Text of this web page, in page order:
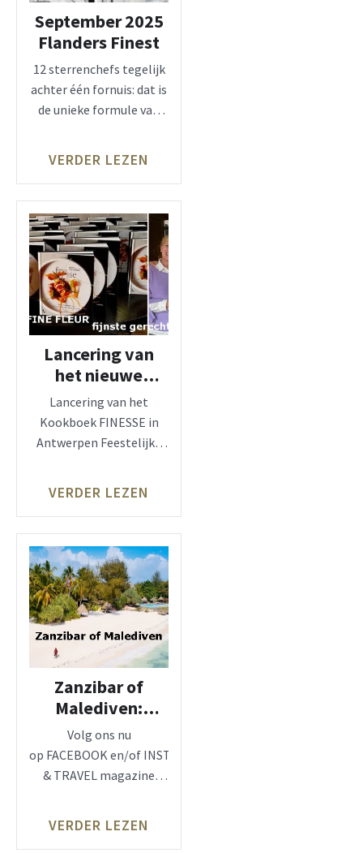
September 2025
Flanders Finest
12 sterrenchefs tegelijk
achter één fornuis: dat is
de unieke formule van
VERDER LEZEN
Lancering van
het nieuwe
kookboek
FINESSE
Lancering van het
Kookboek FINESSE in
Antwerpen Feestelijke
VERDER LEZEN
Zanzibar of
Malediven:
inclusief
vluchten!
Volg ons nu
op FACEBOOK en/of INSTAGRAM, zie: LUX
& TRAVEL magazine
VERDER LEZEN